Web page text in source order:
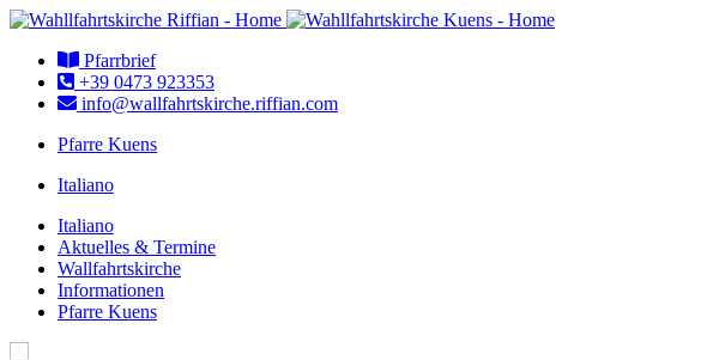
Pfarrbrief
+39 0473 923353
info@wallfahrtskirche.riffian.com
Pfarre Kuens
Italiano
Italiano
Aktuelles & Termine
Wallfahrtskirche
Informationen
Pfarre Kuens